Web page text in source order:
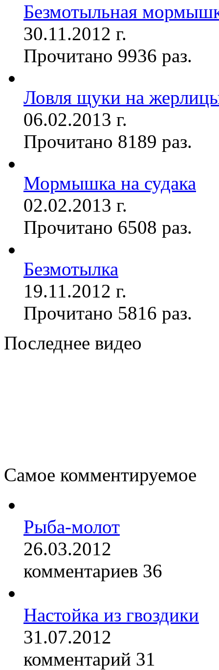
Безмотыльная
30.11.2012 г.
Прочитано 9936 раз.
Ловля щуки на
06.02.2013 г.
Прочитано 8189 раз.
Мормышка на судака
02.02.2013 г.
Прочитано 6508 раз.
Безмотылка
19.11.2012 г.
Прочитано 5816 раз.
Последнее видео
Самое комментируемое
Рыба-молот
26.03.2012
комментариев 36
Настойка из гвоздики
31.07.2012
комментарий 31